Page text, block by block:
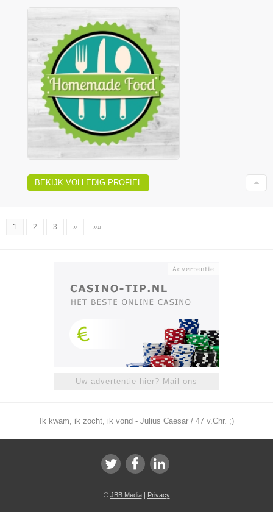
BEKIJK VOLLEDIG PROFIEL
1 2 3 » »»
Uw advertentie hier? Mail ons
Ik kwam, ik zocht, ik vond - Julius Caesar / 47 v.Chr. ;)
© JBB Media| Privacy